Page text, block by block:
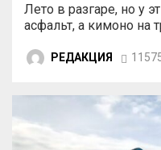
Лето в разгаре, но у
асфальт, а кимоно на
РЕДАКЦИЯ